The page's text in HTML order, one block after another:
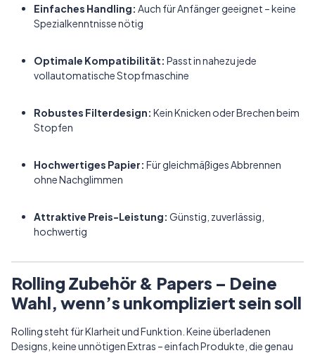
Einfaches Handling: Auch für Anfänger geeignet – keine
Spezialkenntnisse nötig
Optimale Kompatibilität: Passt in nahezu jede
vollautomatische Stopfmaschine
Robustes Filterdesign: Kein Knicken oder Brechen beim
Stopfen
Hochwertiges Papier: Für gleichmäßiges Abbrennen
ohne Nachglimmen
Attraktive Preis-Leistung: Günstig, zuverlässig,
hochwertig
Rolling Zubehör & Papers – Deine
Wahl, wenn’s unkompliziert sein soll
Rolling steht für Klarheit und Funktion. Keine überladenen
Designs, keine unnötigen Extras – einfach Produkte, die genau